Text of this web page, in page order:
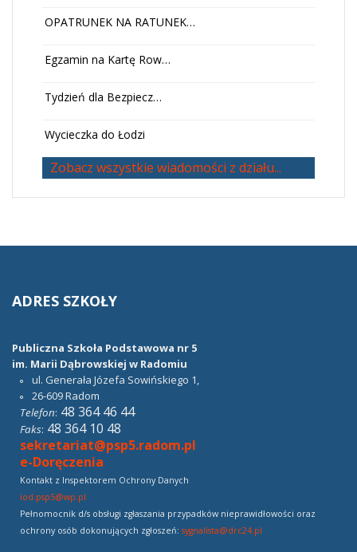
OPATRUNEK NA RATUNEK…
Egzamin na Kartę Row…
Tydzień dla Bezpiecz…
Wycieczka do Łodzi
Zobacz wszystkie wiadomości z działu...
ADRES SZKOŁY
Publiczna Szkoła Podstawowa nr 5
im. Marii Dąbrowskiej w Radomiu
ul. Generała Józefa Sowińskiego 1,
26-609Radom
Telefon: 48 364 46 44
Faks: 48 364 10 48
sekretariat@psp5.radom.pl
e-Doręczenia
Kontakt z Inspektorem Ochrony Danych
iod.psp5@wp.pl
Pełnomocnik d/s obsługi zgłaszania przypadków nieprawidłowości oraz
ochrony osób dokonujących zgłoszeń: sygnalista@drc24.pl